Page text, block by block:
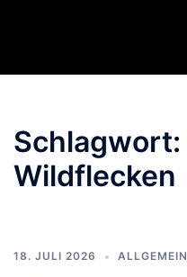
Schlagwort:
Wildflecken
18. JULI 2026 ALLGEMEIN